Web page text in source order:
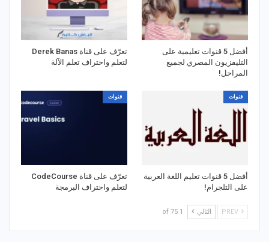
أفضل 5 قنوات تعليمية على
التليفزيون المصري لجميع
المراحل!
تعرّف على قناة Derek Banas
لتعلم واحتراف تعلم الآلة
قنوات
أفضل 5 قنوات تعليم اللغة العربية
على التلجرام!
قنوات
تعرّف على قناة CodeCourse
لتعلم واحتراف البرمجة
التالي 1 of 75